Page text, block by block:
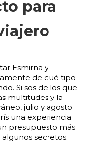
para
Esmirna y
de qué tipo
Si sos de los que
multitudes y la
julio y agosto
una experiencia
presupuesto más
secretos.